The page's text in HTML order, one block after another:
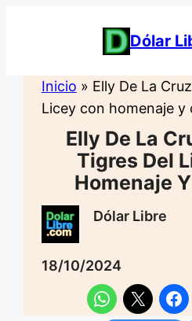
Dólar
Inicio » Elly De La
Licey con homenaje y
Elly De La
Tigres Del
Homenaje
Dólar Libre
18/10/2024